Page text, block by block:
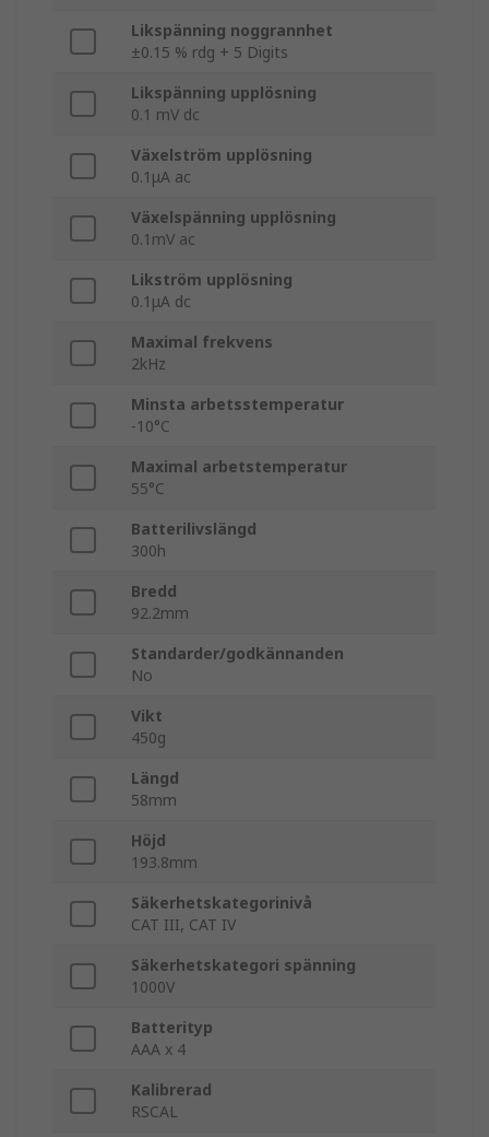
Likspänning noggrannhet
±0.15 % rdg + 5 Digits
Likspänning upplösning
0.1 mV dc
Växelström upplösning
0.1μA ac
Växelspänning upplösning
0.1mV ac
Likström upplösning
0.1μA dc
Maximal frekvens
2kHz
Minsta arbetsstemperatur
-10°C
Maximal arbetstemperatur
55°C
Batterilivslängd
300h
Bredd
92.2mm
Standarder/godkännanden
No
Vikt
450g
Längd
58mm
Höjd
193.8mm
Säkerhetskategorinivå
CAT III, CAT IV
Säkerhetskategori spänning
1000V
Batterityp
AAA x 4
Kalibrerad
RSCAL